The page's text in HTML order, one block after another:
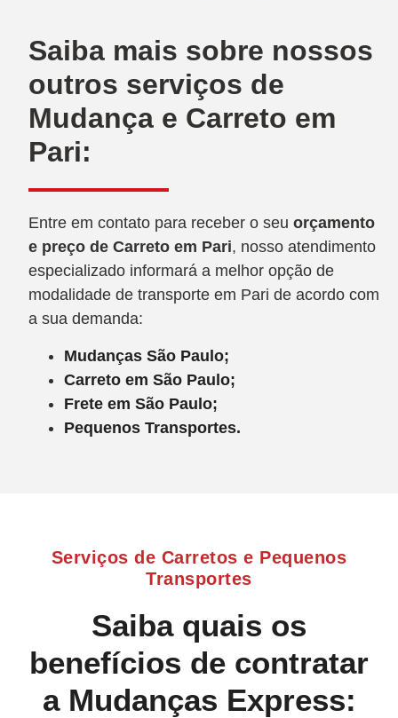
Saiba mais sobre nossos
outros serviços de
Mudança e Carreto em
Pari:
Entre em contato para receber o seu orçamento
e preço de Carreto em Pari, nosso atendimento
especializado informará a melhor opção de
modalidade de transporte em Pari de acordo com
a sua demanda:
Mudanças São Paulo;
Carreto em São Paulo;
Frete em São Paulo;
Pequenos Transportes.
Serviços de Carretos e Pequenos
Transportes
Saiba quais os
benefícios de contratar
a Mudanças Express: